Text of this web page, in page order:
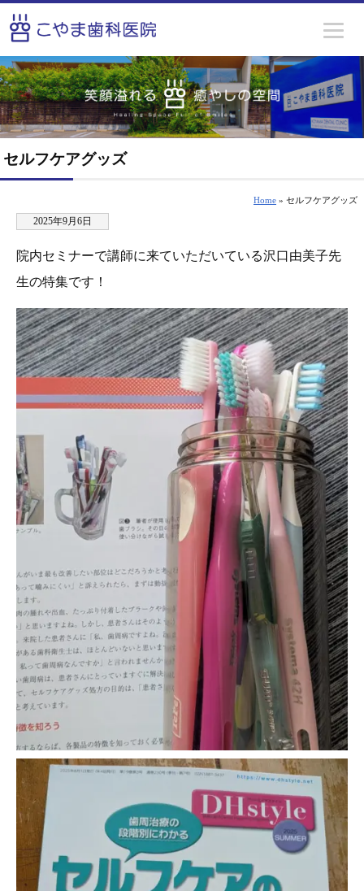
セルフケアグッズ
Home » セルフケアグッズ
2025年9月6日
院内セミナーで講師に来ていただいている沢口由美子先
生の特集です！